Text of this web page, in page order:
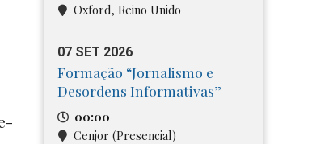
Oxford, Reino Unido
07 SET 2026
Formação “Jornalismo e
Desordens Informativas”
00:00
Cenjor (Presencial)